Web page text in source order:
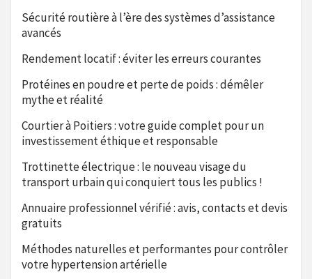
Sécurité routière à l’ère des systèmes d’assistance
avancés
Rendement locatif : éviter les erreurs courantes
Protéines en poudre et perte de poids : démêler
mythe et réalité
Courtier à Poitiers : votre guide complet pour un
investissement éthique et responsable
Trottinette électrique : le nouveau visage du
transport urbain qui conquiert tous les publics !
Annuaire professionnel vérifié : avis, contacts et devis
gratuits
Méthodes naturelles et performantes pour contrôler
votre hypertension artérielle